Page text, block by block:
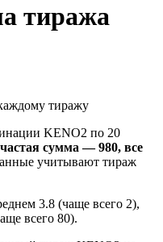
тиража
тиражу
KENO2 по 20
сумма — 980, все
учитывают тираж
3.8 (чаще всего 2),
всего 80).